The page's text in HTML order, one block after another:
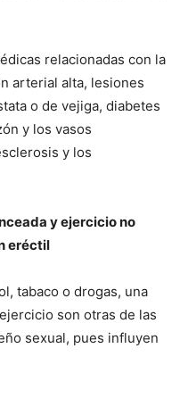
relacionadas con la
arterial alta, lesiones
o de vejiga, diabetes
y los vasos
y los
y ejercicio no
eréctil
tabaco o drogas, una
son otras de las
sexual, pues influyen